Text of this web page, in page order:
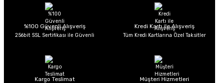
Ürün açıklamasında eksik bilgiler bulunuyor.
Ürün bilgilerinde hatalar bulunuyor.
Ürün fiyatı diğer sitelerden daha pahalı.
%100 Güvenli Alışveriş
256bit SSL Sertifikası ile Güvenli
Kredi Kartı ile Alışveriş
Tüm Kredi Kartlarına Özel Taksitler
Kargo Teslimat Müşteri Hizmetleri